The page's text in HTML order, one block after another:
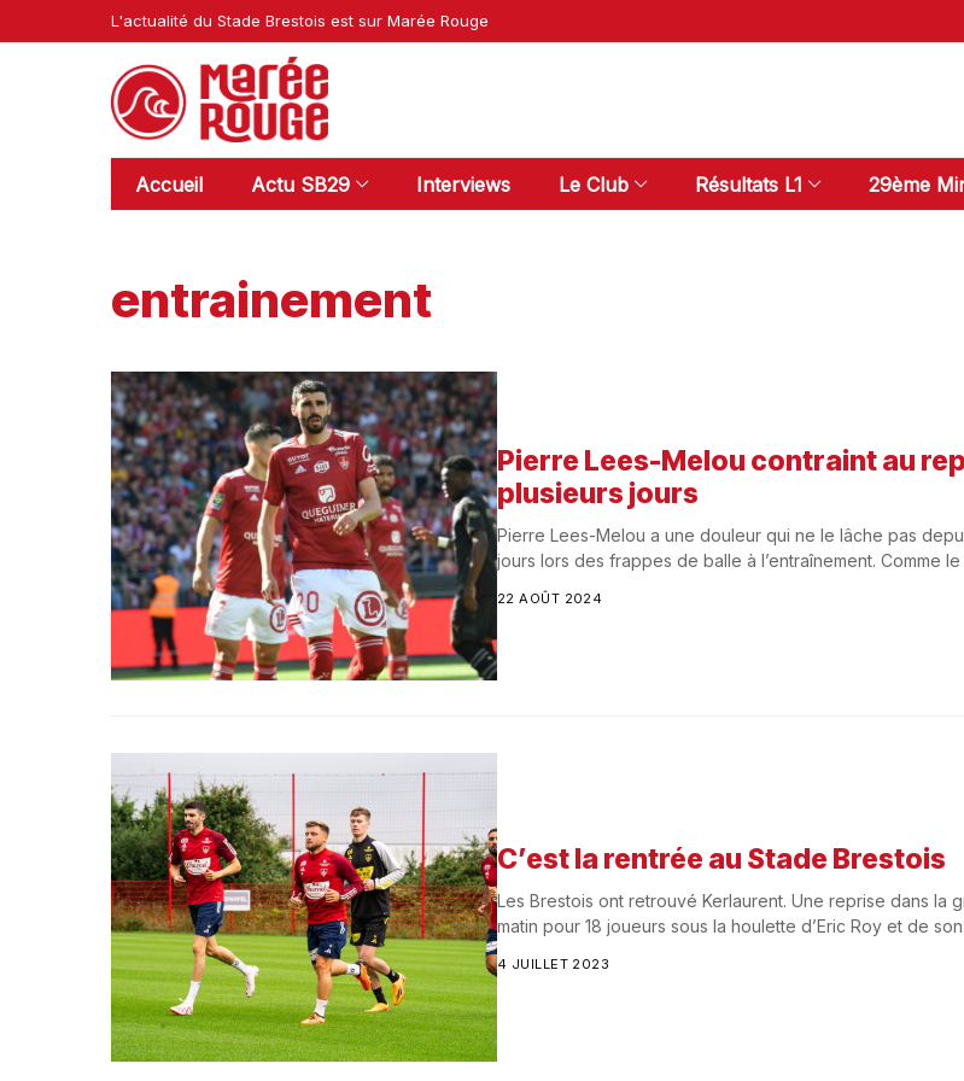
L'actualité du Stade Brestois est sur Marée Rouge
Accueil Actu SB29 Interviews Le Club Résultats L1 29ème
entrainement
Pierre Lees-Melou contraint au
plusieurs jours
Pierre Lees-Melou a une douleur qui ne le lâche pas
jours lors des frappes de balle à l’entraînement. Comme le
22 AOÛT 2024
C’est la rentrée au Stade Brestois
Les Brestois ont retrouvé Kerlaurent. Une reprise dans la
matin pour 18 joueurs sous la houlette d’Eric Roy et de
4 JUILLET 2023